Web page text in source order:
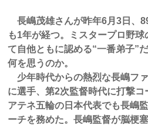
長嶋茂雄さんが昨年6月3日、
も1年が経つ。ミスタープロ野
て自他ともに認める“一番弟子”
何を思うのか。
少年時代からの熱烈な長嶋フ
に選手、第2次監督時代に打撃
アテネ五輪の日本代表でも長嶋
ーチを務めた。長嶋監督が脳梗